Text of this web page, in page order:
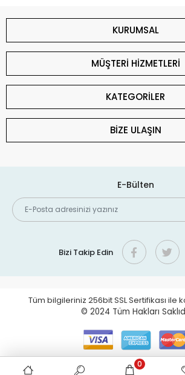
KURUMSAL
MÜŞTERİ HİZMETLERİ
KATEGORİLER
BİZE ULAŞIN
E-Bülten
Bizi Takip Edin
Tüm bilgileriniz 256bit SSL Sertifikası ile
© 2024 Tüm Hakları
0